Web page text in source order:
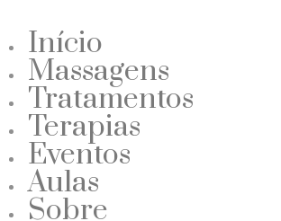
Início
Massagens
Tratamentos
Terapias
Eventos
Aulas
Sobre